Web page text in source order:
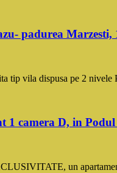
padurea
vila dispusa pe 2 nivele
camera D, in
un